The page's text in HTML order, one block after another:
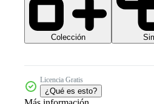
Colección
Licencia Gratis
¿Qué es esto?